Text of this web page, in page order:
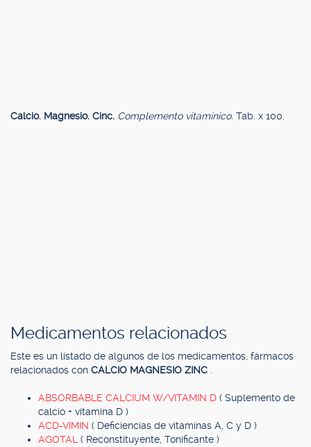
Calcio. Magnesio. Cinc. Complemento vitamínico. Tab. x 100.
Medicamentos relacionados
Este es un listado de algunos de los medicamentos, fármacos
relacionados con CALCIO MAGNESIO ZINC
ABSORBABLE CALCIUM W/VITAMIN D ( Suplemento de
calcio + vitamina D )
ACD-VIMIN ( Deficiencias de vitaminas A, C y D )
AGOTAL ( Reconstituyente, Tonificante )